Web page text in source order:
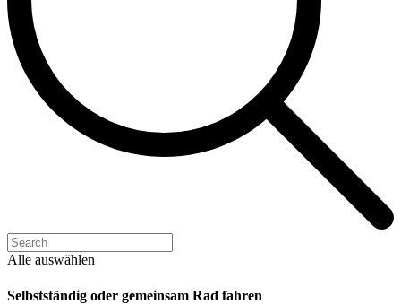
Alle auswählen
Selbstständig oder gemeinsam Rad fahren